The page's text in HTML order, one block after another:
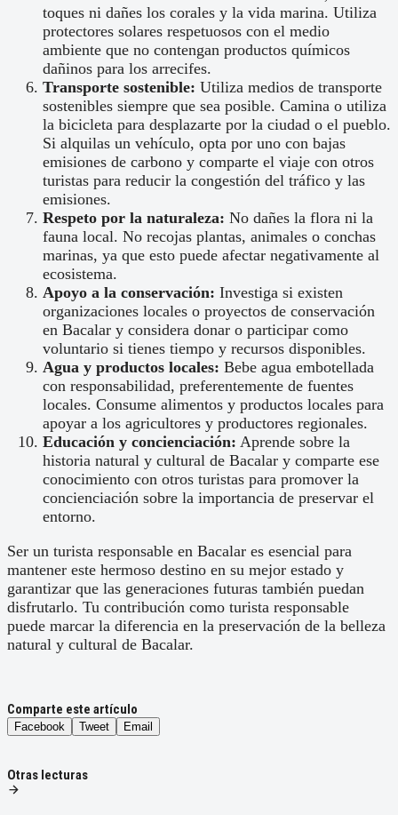
toques ni dañes los corales y la vida marina. Utiliza
protectores solares respetuosos con el medio
ambiente que no contengan productos químicos
dañinos para los arrecifes.
Transporte sostenible: Utiliza medios de transporte
sostenibles siempre que sea posible. Camina o utiliza
la bicicleta para desplazarte por la ciudad o el pueblo.
Si alquilas un vehículo, opta por uno con bajas
emisiones de carbono y comparte el viaje con otros
turistas para reducir la congestión del tráfico y las
emisiones.
Respeto por la naturaleza: No dañes la flora ni la
fauna local. No recojas plantas, animales o conchas
marinas, ya que esto puede afectar negativamente al
ecosistema.
Apoyo a la conservación: Investiga si existen
organizaciones locales o proyectos de conservación
en Bacalar y considera donar o participar como
voluntario si tienes tiempo y recursos disponibles.
Agua y productos locales: Bebe agua embotellada
con responsabilidad, preferentemente de fuentes
locales. Consume alimentos y productos locales para
apoyar a los agricultores y productores regionales.
Educación y concienciación: Aprende sobre la
historia natural y cultural de Bacalar y comparte ese
conocimiento con otros turistas para promover la
concienciación sobre la importancia de preservar el
entorno.
Ser un turista responsable en Bacalar es esencial para
mantener este hermoso destino en su mejor estado y
garantizar que las generaciones futuras también puedan
disfrutarlo. Tu contribución como turista responsable
puede marcar la diferencia en la preservación de la belleza
natural y cultural de Bacalar.
Comparte este artículo
Facebook Tweet Email
Otras lecturas